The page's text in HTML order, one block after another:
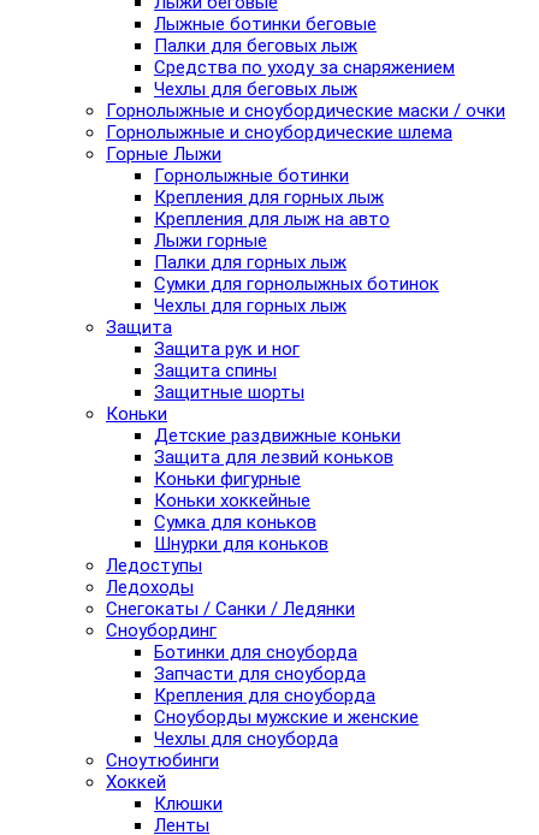
Лыжные ботинки беговые
Палки для беговых лыж
Средства по уходу за снаряжением
Чехлы для беговых лыж
Горнолыжные и сноубордические маски / очки
Горнолыжные и сноубордические шлема
Горные Лыжи
Горнолыжные ботинки
Крепления для горных лыж
Крепления для лыж на авто
Лыжи горные
Палки для горных лыж
Сумки для горнолыжных ботинок
Чехлы для горных лыж
Защита
Защита рук и ног
Защита спины
Защитные шорты
Коньки
Детские раздвижные коньки
Защита для лезвий коньков
Коньки фигурные
Коньки хоккейные
Сумка для коньков
Шнурки для коньков
Ледоступы
Ледоходы
Снегокаты / Санки / Ледянки
Сноубординг
Ботинки для сноуборда
Запчасти для сноуборда
Крепления для сноуборда
Сноуборды мужские и женские
Чехлы для сноуборда
Сноутюбинги
Хоккей
Клюшки
Ленты